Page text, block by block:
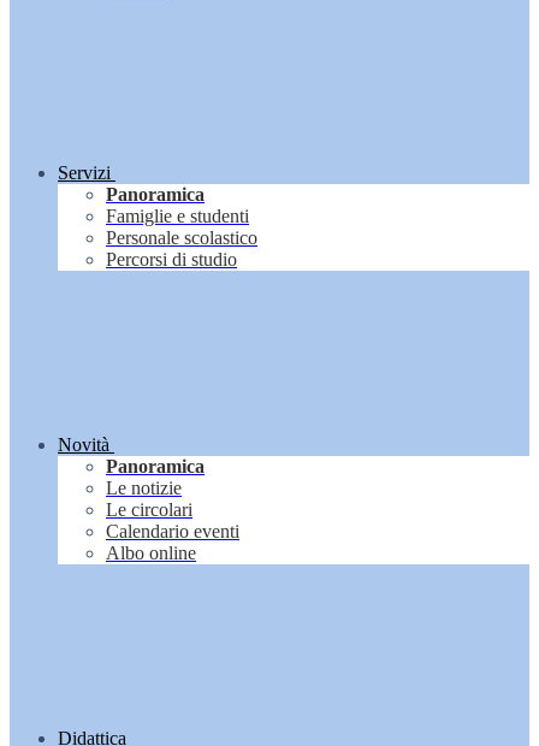
Servizi
Panoramica
Famiglie e studenti
Personale scolastico
Percorsi di studio
Novità
Panoramica
Le notizie
Le circolari
Calendario eventi
Albo online
Didattica